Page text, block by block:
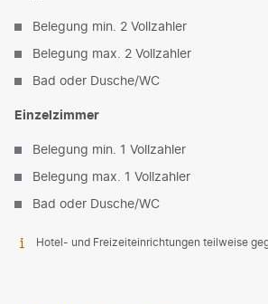
Belegung min. 2 Vollzahler
Belegung max. 2 Vollzahler
Bad oder Dusche/WC
Einzelzimmer
Belegung min. 1 Vollzahler
Belegung max. 1 Vollzahler
Bad oder Dusche/WC
Hotel- und Freizeiteinrichtungen teilweise